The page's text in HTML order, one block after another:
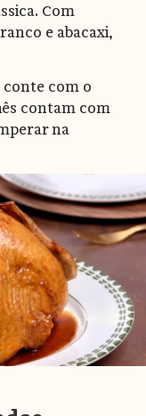
Com
e abacaxi,
com o
contam com
na